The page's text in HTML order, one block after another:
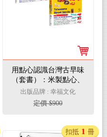
用點心認識台灣古早味
（套書）：米製點心、
澱粉類點心、原型食材
&糖製點心、麵粉類點
心、涼水甜湯、冰品，
出版品牌 : 幸福文化
定價 $900
扣抵 1 冊